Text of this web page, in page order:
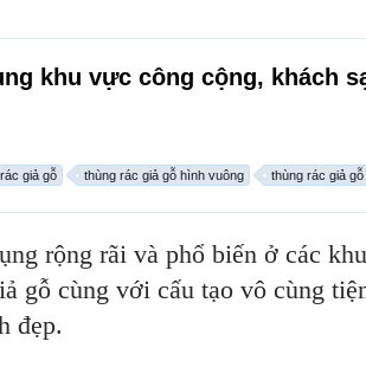
khu vực công cộng, khách
giả gỗ thùng rác giả gỗ hình vuông thùng rác giả
rộng rãi và phổ biến ở các
gỗ cùng với cấu tạo vô cùng
đẹp.